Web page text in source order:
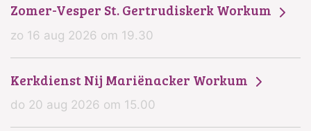
Zomer-Vesper St. Gertrudiskerk Workum
zo 16 aug 2026 om 19.30
Kerkdienst Nij Mariënacker Workum
do 20 aug 2026 om 15.00